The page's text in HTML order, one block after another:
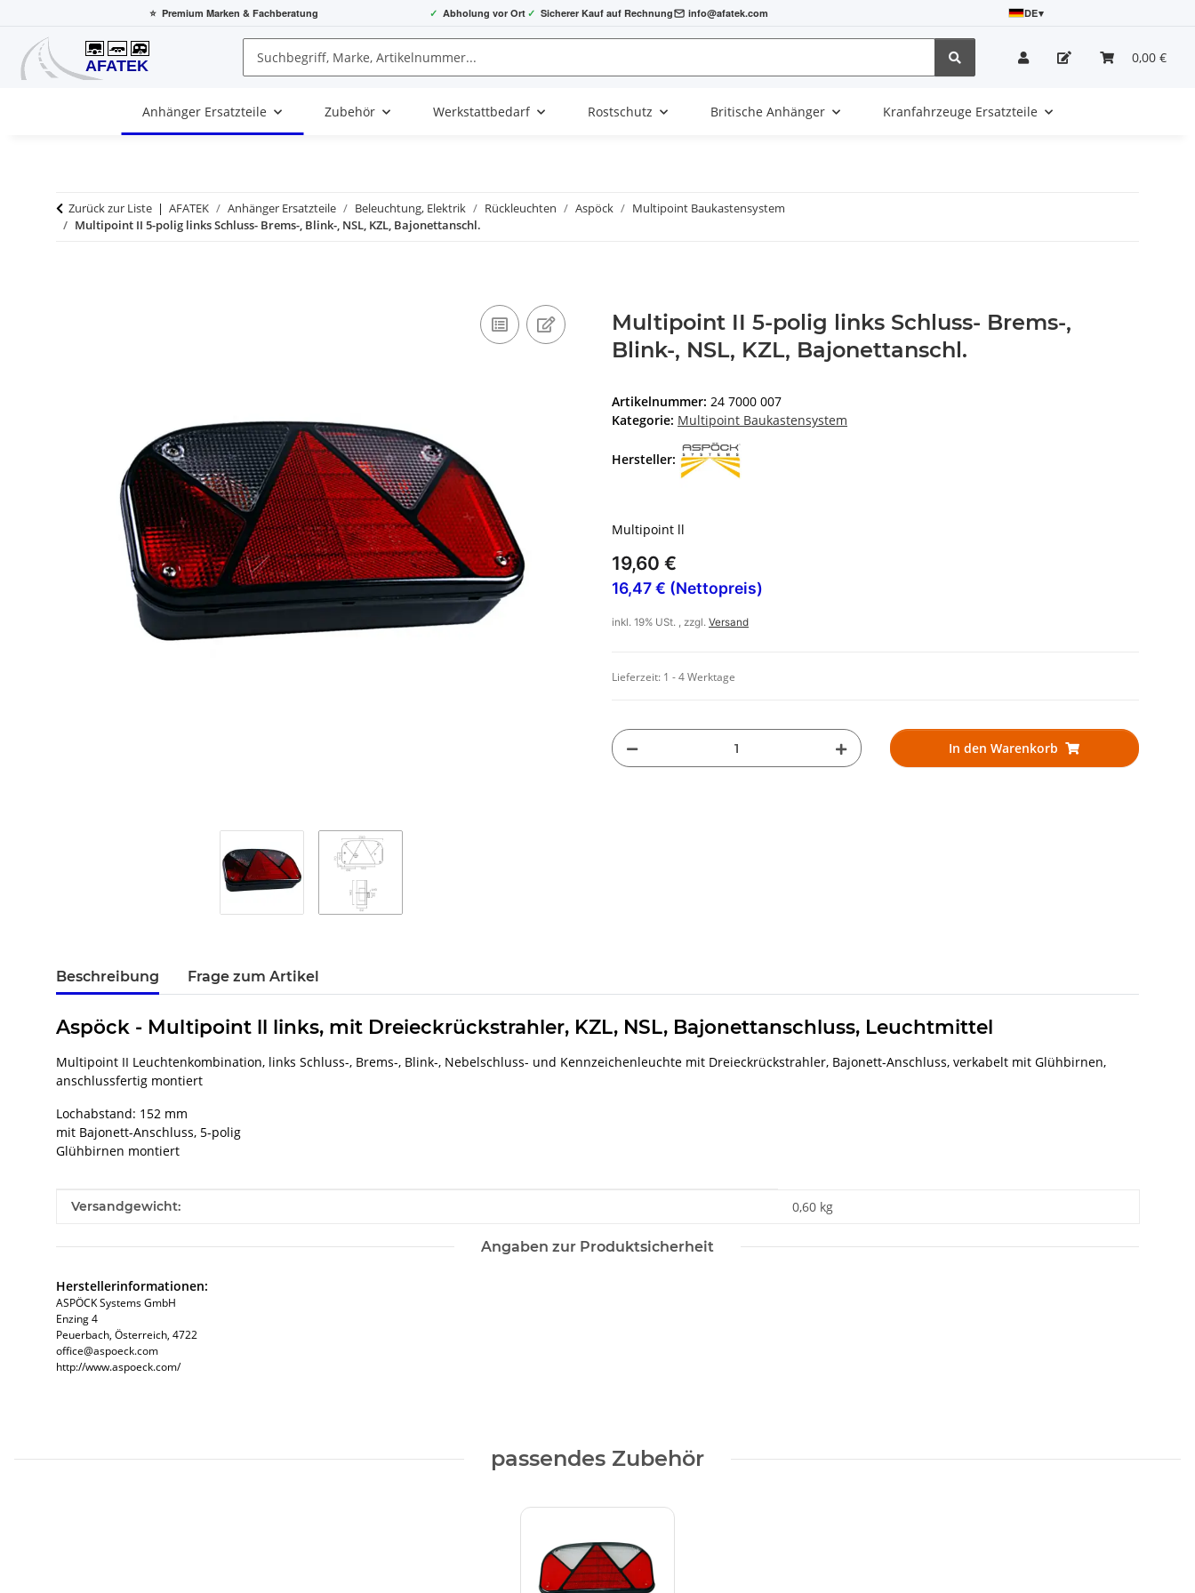
⭐ Premium Marken & Fachberatung ✓ Abholung vor Ort ✓ Sicherer Kauf auf Rechnung info@afatek.com DE▾
0,00 €
Anhänger Ersatzteile Zubehör Werkstattbedarf Rostschutz Britische Anhänger Kranfahrzeuge Ersatzteile
Zurück zur Liste AFATEK Anhänger Ersatzteile Beleuchtung, Elektrik Rückleuchten Aspöck
Multipoint Baukastensystem
Multipoint II 5-polig links Schluss- Brems-, Blink-, NSL, KZL, Bajonettanschl.
Multipoint II 5-polig links Schluss- Brems-,
Blink-, NSL, KZL, Bajonettanschl.
Artikelnummer: 24 7000 007
Kategorie: Multipoint Baukastensystem
Hersteller:
Multipoint ll
19,60 €
16,47 € (Nettopreis)
inkl. 19% USt. , zzgl. Versand
Lieferzeit: 1 - 4 Werktage
In den Warenkorb
Beschreibung Frage zum Artikel
Aspöck - Multipoint ll links, mit Dreieckrückstrahler, KZL, NSL, Bajonettanschluss, Leuchtmittel
Multipoint II Leuchtenkombination, links Schluss-, Brems-, Blink-, Nebelschluss- und Kennzeichenleuchte mit Dreieckrückstrahler, Bajonett-Anschluss, verkabelt mit Glühbirnen,
anschlussfertig montiert
Lochabstand: 152 mm
mit Bajonett-Anschluss, 5-polig
Glühbirnen montiert
Produkteigenschaft
Wert
Versandgewicht: 0,60 kg
Angaben zur Produktsicherheit
Herstellerinformationen:
ASPÖCK Systems GmbH
Enzing 4
Peuerbach, Österreich, 4722
office@aspoeck.com
http://www.aspoeck.com/
passendes Zubehör